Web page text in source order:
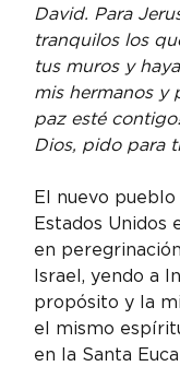
David. Para
tranquilos los
tus muros y
mis hermanos y
paz esté
Dios, pido para
El nuevo
Estados Unidos
en
Israel, yendo a
propósito y la
el mismo
en la Santa